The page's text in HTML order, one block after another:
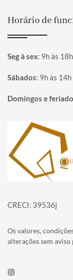
Horário de
Seg à sex: 9h às 18h
Sábados: 9h às 14h
Domingos e
Página inicial
CRECI: 39536j
Os valores,
alterações sem aviso
Instagram